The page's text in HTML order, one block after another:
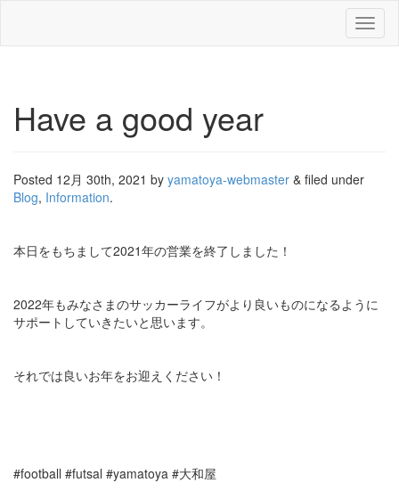
Have a good year
Posted 12月 30th, 2021 by yamatoya-webmaster & filed under
Blog, Information.
本日をもちまして2021年の営業を終了しました！
2022年もみなさまのサッカーライフがより良いものになるように
サポートしていきたいと思います。
それでは良いお年をお迎えください！
#football #futsal #yamatoya #大和屋